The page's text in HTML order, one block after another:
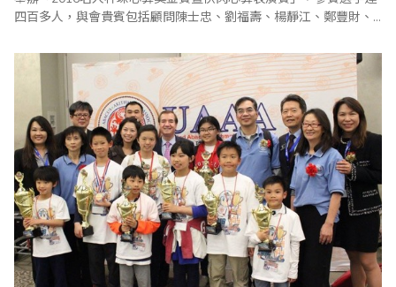
四百多人，與會貴賓包括顧問陳士忠、劉福壽、楊靜江、鄭豐財、
彥光宣布比賽開始，選手梁勝宥宣誓後揭開序幕。 本次主要競賽項
目除珠算、心算競賽外，「珠算逐項獎金賽」，更是高潮迭起，由
於是從珠算名人組最優前5名中選拔出來，..